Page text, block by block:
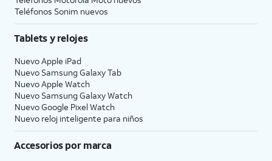
Teléfonos Sonim nuevos
Tablets y relojes
Nuevo Apple iPad
Nuevo Samsung Galaxy Tab
Nuevo Apple Watch
Nuevo Samsung Galaxy Watch
Nuevo Google Pixel Watch
Nuevo reloj inteligente para niños
Accesorios por marca